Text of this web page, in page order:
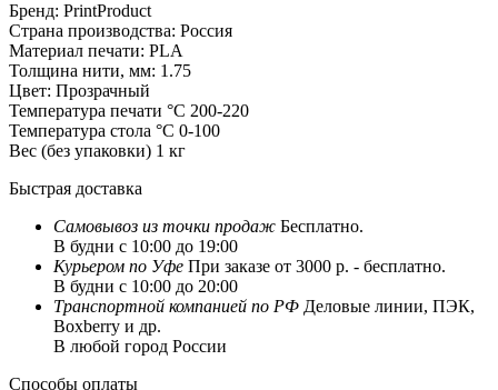
Бренд: PrintProduct
Страна производства: Россия
Материал печати: PLA
Толщина нити, мм: 1.75
Цвет: Прозрачный
Температура печати °C 200-220
Температура стола °C 0-100
Вес (без упаковки) 1 кг
Быстрая доставка
Самовывоз из точки продаж Бесплатно.
В будни с 10:00 до 19:00
Курьером по Уфе При заказе от 3000 р. - бесплатно.
В будни с 10:00 до 20:00
Транспортной компанией по РФ Деловые линии, ПЭК,
Boxberry и др.
В любой город России
Способы оплаты